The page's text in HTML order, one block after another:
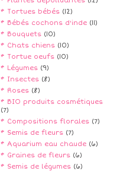
* Tortues bébés (12)
* Bébés cochons d'inde (11)
* Bouquets (10)
* Chats chiens (10)
* Tortue oeufs (10)
* Légumes (9)
* Insectes (8)
* Roses (8)
* BIO produits cosmétiques
(7)
* Compositions florales (7)
* Semis de fleurs (7)
* Aquarium eau chaude (6)
* Graines de fleurs (6)
* Semis de légumes (6)